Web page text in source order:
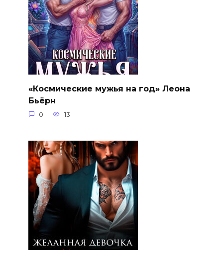
«Космические мужья на год» Леона
Бьёрн
0 13